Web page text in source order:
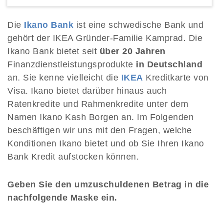
Die Ikano Bank ist eine schwedische Bank und
gehört der IKEA Gründer-Familie Kamprad. Die
Ikano Bank bietet seit über 20 Jahren
Finanzdienstleistungsprodukte in Deutschland
an. Sie kenne vielleicht die IKEA Kreditkarte von
Visa. Ikano bietet darüber hinaus auch
Ratenkredite und Rahmenkredite unter dem
Namen Ikano Kash Borgen an. Im Folgenden
beschäftigen wir uns mit den Fragen, welche
Konditionen Ikano bietet und ob Sie Ihren Ikano
Bank Kredit aufstocken können.
Geben Sie den umzuschuldenen Betrag in die
nachfolgende Maske ein.